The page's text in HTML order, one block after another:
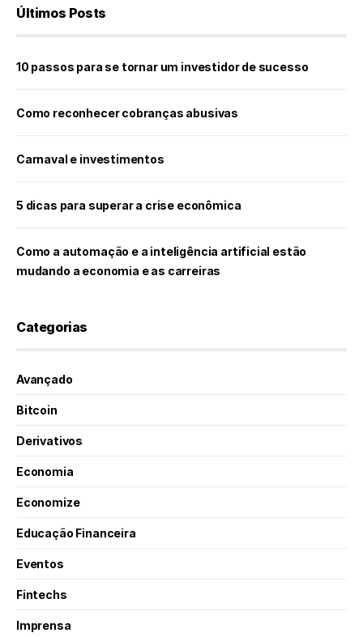
Últimos Posts
10 passos para se tornar um investidor de sucesso
Como reconhecer cobranças abusivas
Carnaval e investimentos
5 dicas para superar a crise econômica
Como a automação e a inteligência artificial estão
mudando a economia e as carreiras
Categorias
Avançado
Bitcoin
Derivativos
Economia
Economize
Educação Financeira
Eventos
Fintechs
Imprensa